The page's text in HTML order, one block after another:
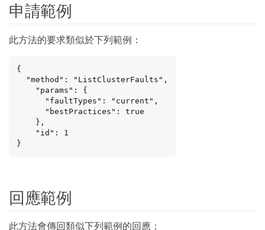
申請範例
此方法的要求類似於下列範例：
{
}
回應範例
此方法會傳回類似下列範例的回應：